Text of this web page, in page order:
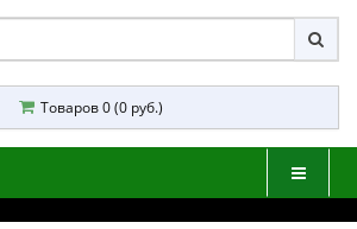
Товаров 0 (0 руб.)